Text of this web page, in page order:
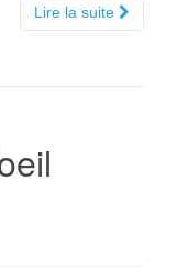
Lire la suite